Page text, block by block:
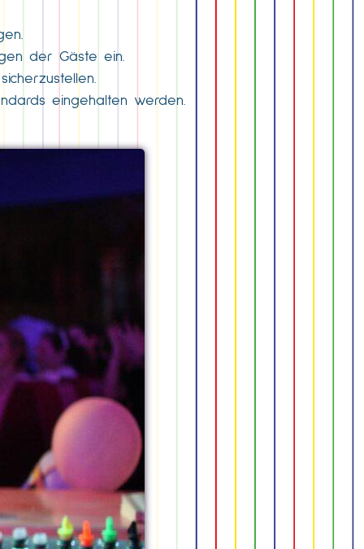
der Gäste ein.
eingehalten werden.